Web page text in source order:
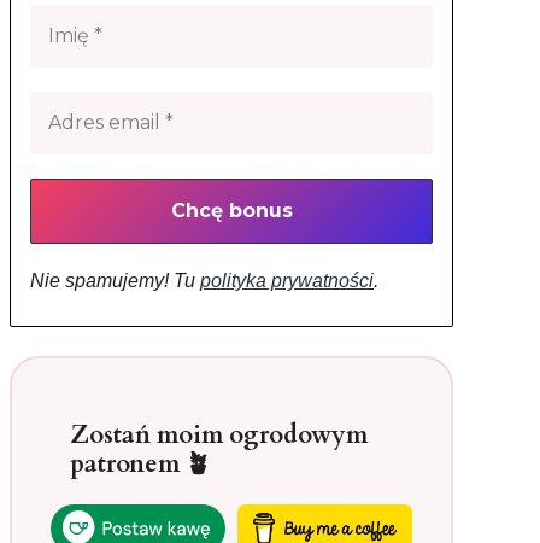
Nie spamujemy! Tu polityka prywatności.
Zostań moim ogrodowym
patronem 🪴